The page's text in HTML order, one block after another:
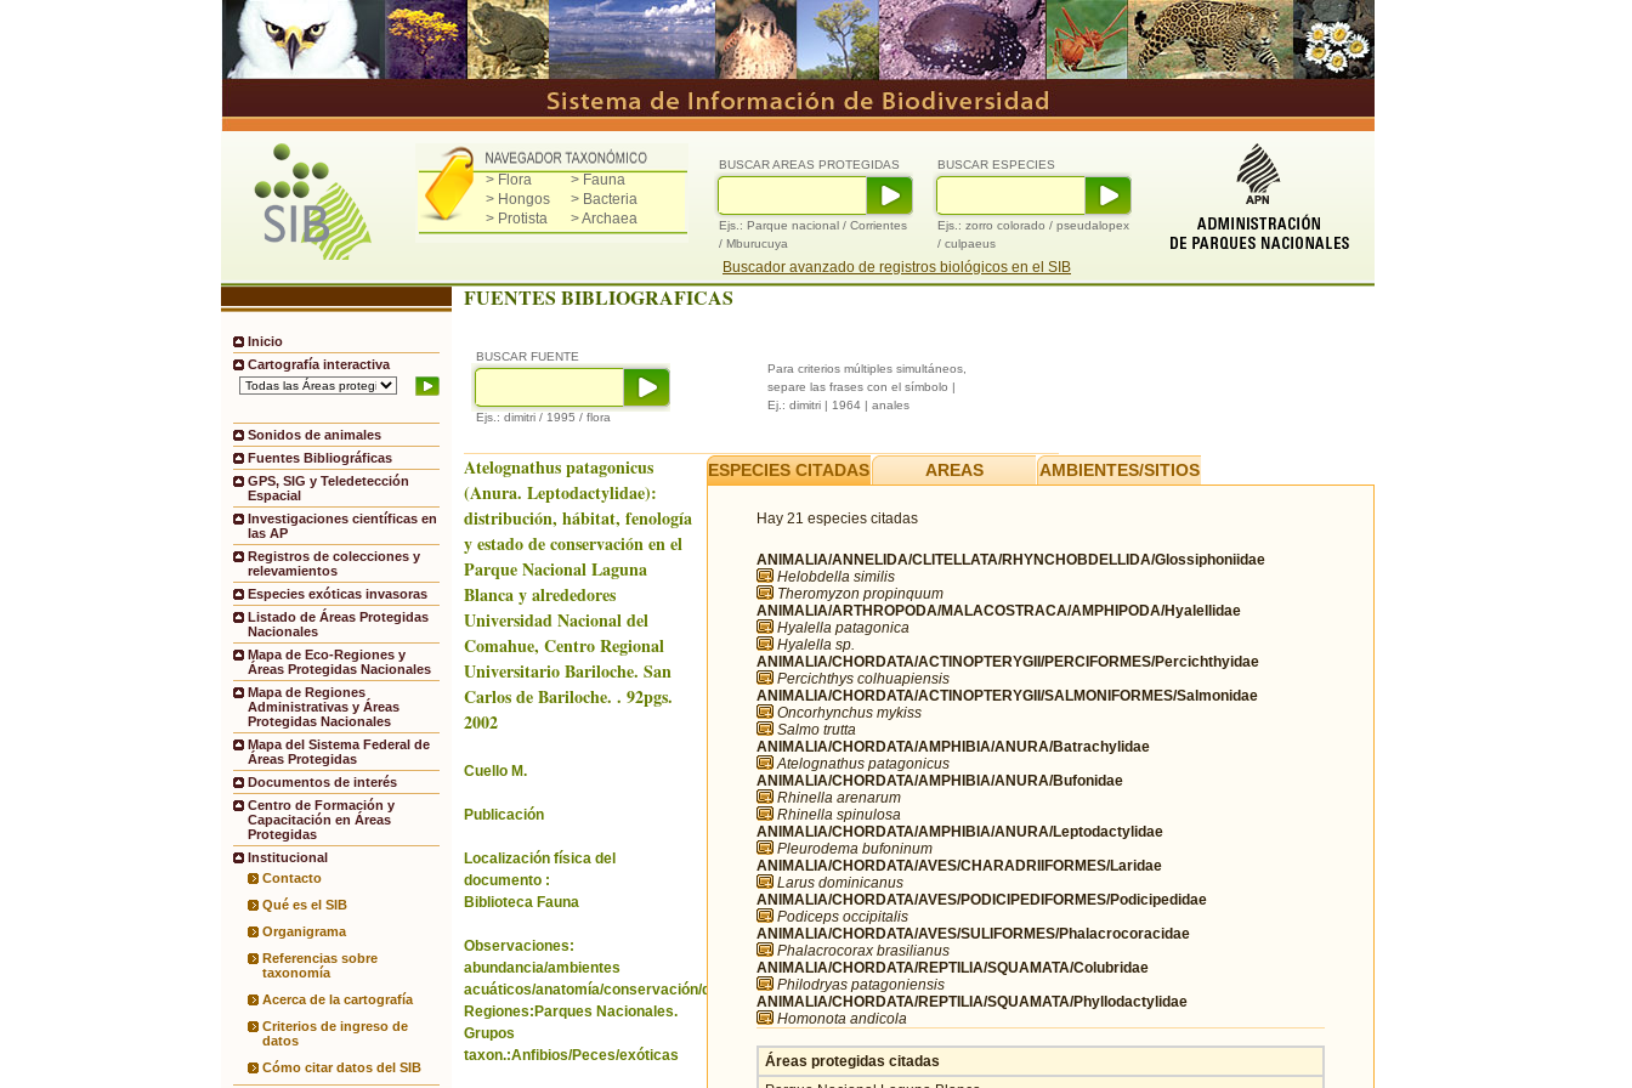
> Flora
> Fauna
> Hongos
> Bacteria
> Protista
> Archaea
BUSCAR ESPECIES
Ejs.: zorro colorado / pseudalopex
/ culpaeus
BUSCAR AREAS PROTEGIDAS
Ejs.: Parque nacional / Corrientes
/ Mburucuya
Buscador avanzado de registros biológicos en el SIB
Inicio
Cartografía interactiva
Sonidos de animales
Fuentes Bibliográficas
GPS, SIG y Teledetección
Espacial
Investigaciones científicas en
las AP
Registros de colecciones y
relevamientos
Especies exóticas invasoras
Listado de Áreas Protegidas
Nacionales
Mapa de Eco-Regiones y
Áreas Protegidas Nacionales
Mapa de Regiones
Administrativas y Áreas
Protegidas Nacionales
Mapa del Sistema Federal de
Áreas Protegidas
Documentos de interés
Centro de Formación y
Capacitación en Áreas
Protegidas
Institucional
Contacto
Qué es el SIB
Organigrama
Referencias sobre
taxonomía
Acerca de la cartografía
Criterios de ingreso de
datos
Cómo citar datos del SIB
FUENTES BIBLIOGRAFICAS
BUSCAR FUENTE
Ejs.: dimitri / 1995 / flora
Para criterios múltiples simultáneos,
separe las frases con el símbolo |
Ej.: dimitri | 1964 | anales
Atelognathus patagonicus
(Anura. Leptodactylidae):
distribución, hábitat, fenología
y estado de conservación en el
Parque Nacional Laguna
Blanca y alrededores
Universidad Nacional del
Comahue, Centro Regional
Universitario Bariloche. San
Carlos de Bariloche. . 92pgs.
2002
Cuello M.
Publicación
Localización física del
documento :
Biblioteca Fauna
Observaciones:
abundancia/ambientes
acuáticos/anatomía/conservación/distribución/hábitat/poblaciones/sanidad.
Regiones:Parques Nacionales.
Grupos
taxon.:Anfibios/Peces/exóticas
ESPECIES CITADAS AREAS AMBIENTES/SITIOS
Hay 21 especies citadas
ANIMALIA/ANNELIDA/CLITELLATA/RHYNCHOBDELLIDA/Glossiphoniidae
Helobdella similis
Theromyzon propinquum
ANIMALIA/ARTHROPODA/MALACOSTRACA/AMPHIPODA/Hyalellidae
Hyalella patagonica
Hyalella sp.
ANIMALIA/CHORDATA/ACTINOPTERYGII/PERCIFORMES/Percichthyidae
Percichthys colhuapiensis
ANIMALIA/CHORDATA/ACTINOPTERYGII/SALMONIFORMES/Salmonidae
Oncorhynchus mykiss
Salmo trutta
ANIMALIA/CHORDATA/AMPHIBIA/ANURA/Batrachylidae
Atelognathus patagonicus
ANIMALIA/CHORDATA/AMPHIBIA/ANURA/Bufonidae
Rhinella arenarum
Rhinella spinulosa
ANIMALIA/CHORDATA/AMPHIBIA/ANURA/Leptodactylidae
Pleurodema bufoninum
ANIMALIA/CHORDATA/AVES/CHARADRIIFORMES/Laridae
Larus dominicanus
ANIMALIA/CHORDATA/AVES/PODICIPEDIFORMES/Podicipedidae
Podiceps occipitalis
ANIMALIA/CHORDATA/AVES/SULIFORMES/Phalacrocoracidae
Phalacrocorax brasilianus
ANIMALIA/CHORDATA/REPTILIA/SQUAMATA/Colubridae
Philodryas patagoniensis
ANIMALIA/CHORDATA/REPTILIA/SQUAMATA/Phyllodactylidae
Homonota andicola
Áreas protegidas citadas